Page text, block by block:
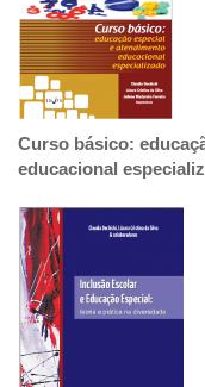
Curso básico:
educacional